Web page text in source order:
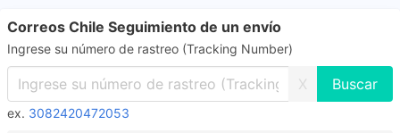
Correos Chile Seguimiento de un envío
Ingrese su número de rastreo (Tracking Number)
X
ex. 3082420472053